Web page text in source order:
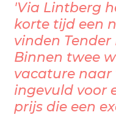
'Via Lintberg
korte tijd een
vinden
Binnen twee
vacature naar
ingevuld voor
prijs die een